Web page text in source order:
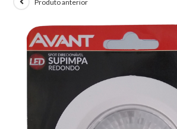
Produto anterior